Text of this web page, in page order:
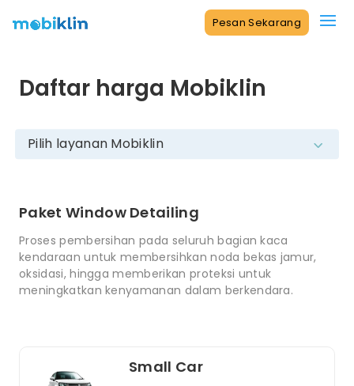
Pesan Sekarang
Daftar harga Mobiklin
Paket Window Detailing
Proses pembersihan pada seluruh bagian kaca
kendaraan untuk membersihkan noda bekas jamur,
oksidasi, hingga memberikan proteksi untuk
meningkatkan kenyamanan dalam berkendara.
Small Car